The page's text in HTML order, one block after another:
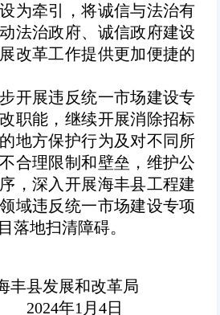
为牵引，将诚信与法治有
法治政府、诚信政府建设
改革工作提供更加便捷的
步开展违反统一市场建设专
职能，继续开展消除招标
地方保护行为及对不同所
合理限制和壁垒，维护公
，深入开展海丰县工程建
域违反统一市场建设专项
落地扫清障碍。
县发展和改革局
2024年1月4日